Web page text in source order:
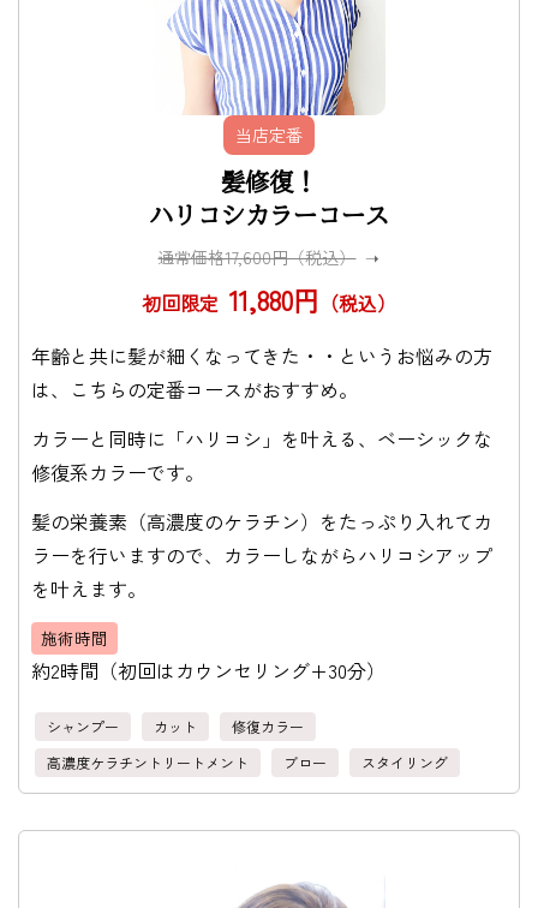
当店定番
髪修復！
ハリコシカラーコース
通常価格17,600円（税込） ➝
初回限定 11,880円 （税込）
年齢と共に髪が細くなってきた・・というお悩みの方
は、こちらの定番コースがおすすめ。
カラーと同時に「ハリコシ」を叶える、ベーシックな
修復系カラーです。
髪の栄養素（高濃度のケラチン）をたっぷり入れてカ
ラーを行いますので、カラーしながらハリコシアップ
を叶えます。
施術時間
約2時間（初回はカウンセリング+30分）
シャンプー カット
修復カラー
高濃度ケラチントリートメント
ブロー スタイリング